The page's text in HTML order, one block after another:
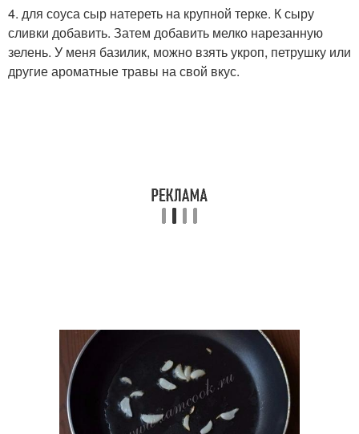
4. для соуса сыр натереть на крупной терке. К сыру
сливки добавить. Затем добавить мелко нарезанную
зелень. У меня базилик, можно взять укроп, петрушку или
другие ароматные травы на свой вкус.